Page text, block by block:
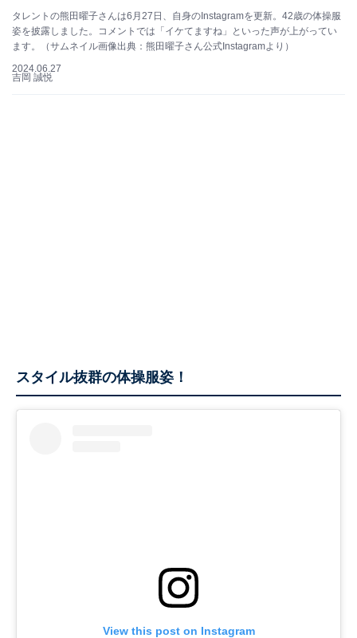
タレントの熊田曜子さんは6月27日、自身のInstagramを更新。42歳の体操服
姿を披露しました。コメントでは「イケてますね」といった声が上がってい
ます。（サムネイル画像出典：熊田曜子さん公式Instagramより）
2024.06.27
吉岡 誠悦
スタイル抜群の体操服姿！
View this post on Instagram